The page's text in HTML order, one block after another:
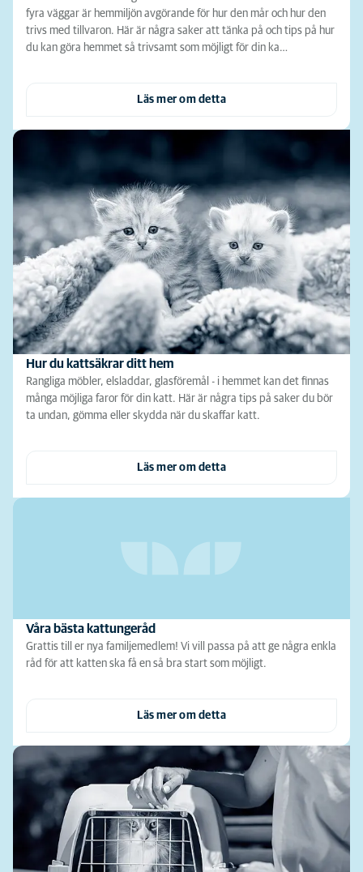
fyra väggar är hemmiljön avgörande för hur den mår och hur den
trivs med tillvaron. Här är några saker att tänka på och tips på hur
du kan göra hemmet så trivsamt som möjligt för din ka…
Läs mer om detta
Hur du kattsäkrar ditt hem
Rangliga möbler, elsladdar, glasföremål - i hemmet kan det finnas
många möjliga faror för din katt. Här är några tips på saker du bör
ta undan, gömma eller skydda när du skaffar katt.
Läs mer om detta
Våra bästa kattungeråd
Grattis till er nya familjemedlem! Vi vill passa på att ge några enkla
råd för att katten ska få en så bra start som möjligt.
Läs mer om detta